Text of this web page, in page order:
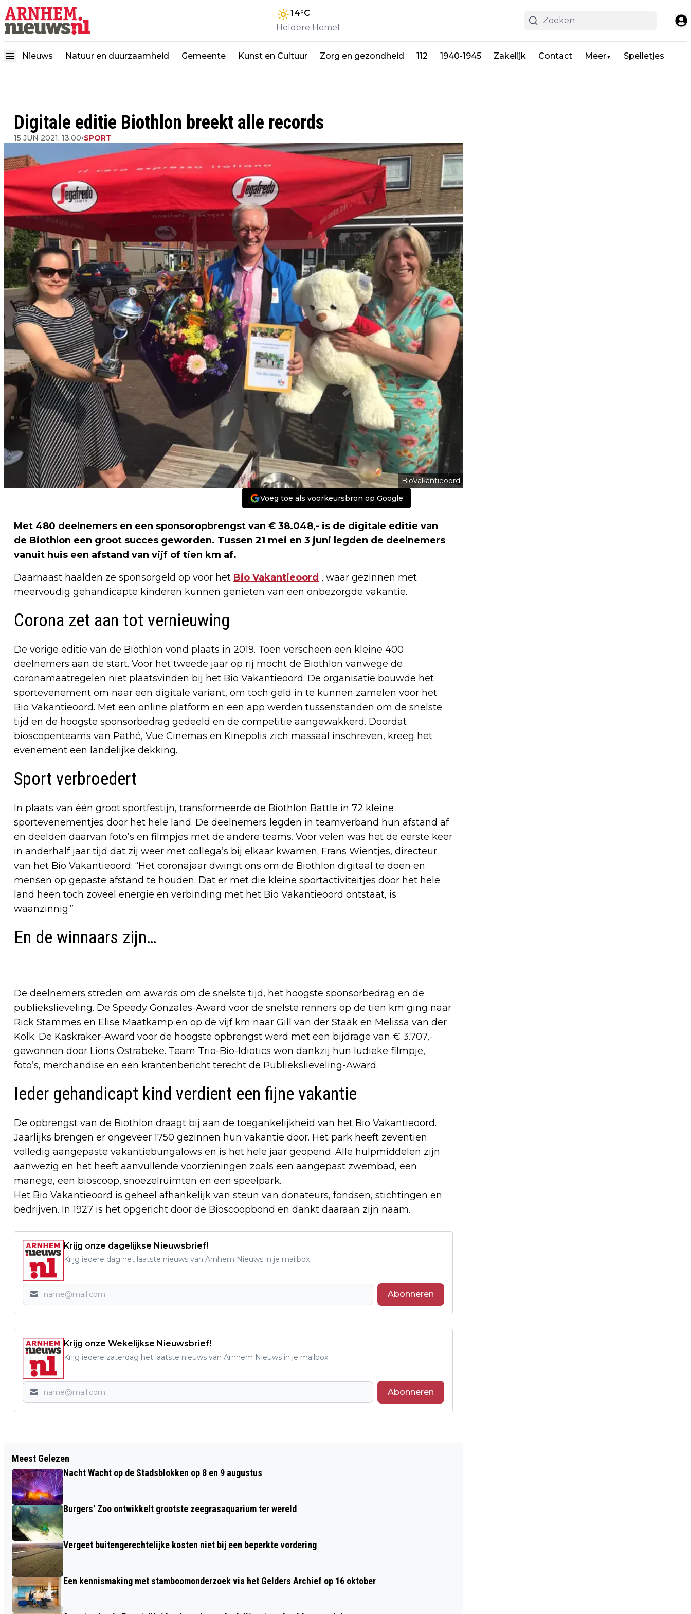
14°C
Heldere Hemel
Nieuws Natuur en duurzaamheid Gemeente Kunst en Cultuur Zorg en gezondheid 112 1940-1945 Zakelijk Contact Meer▼ Spelletjes
Digitale editie Biothlon breekt alle records
15 JUN 2021, 13:00•SPORT
BioVakantieoord
Voeg toe als voorkeursbron op Google
Met 480 deelnemers en een sponsoropbrengst van € 38.048,- is de digitale editie van
de Biothlon een groot succes geworden. Tussen 21 mei en 3 juni legden de deelnemers
vanuit huis een afstand van vijf of tien km af.
Daarnaast haalden ze sponsorgeld op voor het Bio Vakantieoord , waar gezinnen met
meervoudig gehandicapte kinderen kunnen genieten van een onbezorgde vakantie.
Corona zet aan tot vernieuwing
De vorige editie van de Biothlon vond plaats in 2019. Toen verscheen een kleine 400
deelnemers aan de start. Voor het tweede jaar op rij mocht de Biothlon vanwege de
coronamaatregelen niet plaatsvinden bij het Bio Vakantieoord. De organisatie bouwde het
sportevenement om naar een digitale variant, om toch geld in te kunnen zamelen voor het
Bio Vakantieoord. Met een online platform en een app werden tussenstanden om de snelste
tijd en de hoogste sponsorbedrag gedeeld en de competitie aangewakkerd. Doordat
bioscopenteams van Pathé, Vue Cinemas en Kinepolis zich massaal inschreven, kreeg het
evenement een landelijke dekking.
Sport verbroedert
In plaats van één groot sportfestijn, transformeerde de Biothlon Battle in 72 kleine
sportevenementjes door het hele land. De deelnemers legden in teamverband hun afstand af
en deelden daarvan foto’s en filmpjes met de andere teams. Voor velen was het de eerste keer
in anderhalf jaar tijd dat zij weer met collega’s bij elkaar kwamen. Frans Wientjes, directeur
van het Bio Vakantieoord: “Het coronajaar dwingt ons om de Biothlon digitaal te doen en
mensen op gepaste afstand te houden. Dat er met die kleine sportactiviteitjes door het hele
land heen toch zoveel energie en verbinding met het Bio Vakantieoord ontstaat, is
waanzinnig.”
En de winnaars zijn…
De deelnemers streden om awards om de snelste tijd, het hoogste sponsorbedrag en de
publiekslieveling. De Speedy Gonzales-Award voor de snelste renners op de tien km ging naar
Rick Stammes en Elise Maatkamp en op de vijf km naar Gill van der Staak en Melissa van der
Kolk. De Kaskraker-Award voor de hoogste opbrengst werd met een bijdrage van € 3.707,-
gewonnen door Lions Ostrabeke. Team Trio-Bio-Idiotics won dankzij hun ludieke filmpje,
foto’s, merchandise en een krantenbericht terecht de Publiekslieveling-Award.
Ieder gehandicapt kind verdient een fijne vakantie
De opbrengst van de Biothlon draagt bij aan de toegankelijkheid van het Bio Vakantieoord.
Jaarlijks brengen er ongeveer 1750 gezinnen hun vakantie door. Het park heeft zeventien
volledig aangepaste vakantiebungalows en is het hele jaar geopend. Alle hulpmiddelen zijn
aanwezig en het heeft aanvullende voorzieningen zoals een aangepast zwembad, een
manege, een bioscoop, snoezelruimten en een speelpark.
Het Bio Vakantieoord is geheel afhankelijk van steun van donateurs, fondsen, stichtingen en
bedrijven. In 1927 is het opgericht door de Bioscoopbond en dankt daaraan zijn naam.
Krijg onze dagelijkse Nieuwsbrief!
Krijg iedere dag het laatste nieuws van Arnhem Nieuws in je mailbox
Abonneren
Krijg onze Wekelijkse Nieuwsbrief!
Krijg iedere zaterdag het laatste nieuws van Arnhem Nieuws in je mailbox
Abonneren
STEVIGE ONWEERSBUIEN IN TWEEDE
HELFT VAN DEZE WEEK
WONINGINBRAAK VAN HASSELTSTRAAT
Meest Gelezen
Nacht Wacht op de Stadsblokken op 8 en 9 augustus
Burgers' Zoo ontwikkelt grootste zeegrasaquarium ter wereld
Vergeet buitengerechtelijke kosten niet bij een beperkte vordering
Een kennismaking met stamboomonderzoek via het Gelders Archief op 16 oktober